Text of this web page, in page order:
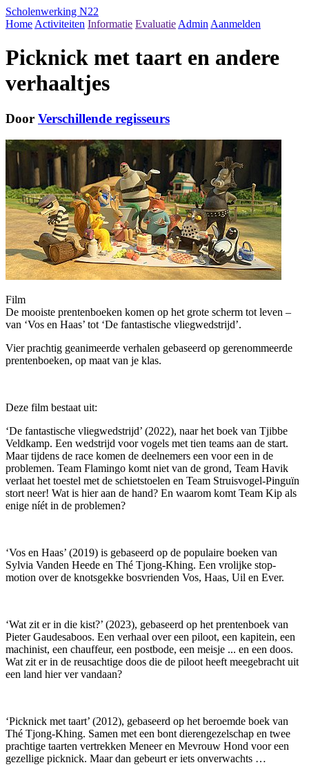
Scholenwerking N22
Home Activiteiten Informatie Evaluatie Admin Aanmelden
Picknick met taart en andere
verhaaltjes
Door Verschillende regisseurs
Film
De mooiste prentenboeken komen op het grote scherm tot leven –
van ‘Vos en Haas’ tot ‘De fantastische vliegwedstrijd’.
Vier prachtig geanimeerde verhalen gebaseerd op gerenommeerde
prentenboeken, op maat van je klas.
Deze film bestaat uit:
‘De fantastische vliegwedstrijd’ (2022), naar het boek van Tjibbe
Veldkamp. Een wedstrijd voor vogels met tien teams aan de start.
Maar tijdens de race komen de deelnemers een voor een in de
problemen. Team Flamingo komt niet van de grond, Team Havik
verlaat het toestel met de schietstoelen en Team Struisvogel-Pinguïn
stort neer! Wat is hier aan de hand? En waarom komt Team Kip als
enige níét in de problemen?
‘Vos en Haas’ (2019) is gebaseerd op de populaire boeken van
Sylvia Vanden Heede en Thé Tjong-Khing. Een vrolijke stop-
motion over de knotsgekke bosvrienden Vos, Haas, Uil en Ever.
‘Wat zit er in die kist?’ (2023), gebaseerd op het prentenboek van
Pieter Gaudesaboos. Een verhaal over een piloot, een kapitein, een
machinist, een chauffeur, een postbode, een meisje ... en een doos.
Wat zit er in de reusachtige doos die de piloot heeft meegebracht uit
een land hier ver vandaan?
‘Picknick met taart’ (2012), gebaseerd op het beroemde boek van
Thé Tjong-Khing. Samen met een bont dierengezelschap en twee
prachtige taarten vertrekken Meneer en Mevrouw Hond voor een
gezellige picknick. Maar dan gebeurt er iets onverwachts …